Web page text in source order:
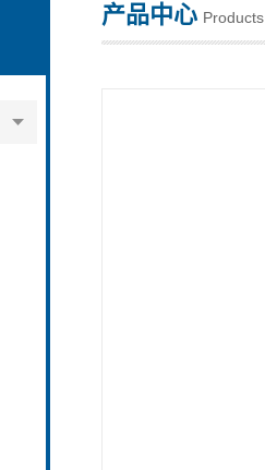
产品中心 Products